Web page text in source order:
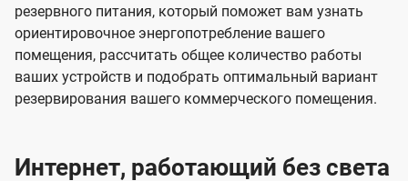
резервного питания, который поможет вам узнать
ориентировочное энергопотребление вашего
помещения, рассчитать общее количество работы
ваших устройств и подобрать оптимальный вариант
резервирования вашего коммерческого помещения.
Интернет, работающий без света